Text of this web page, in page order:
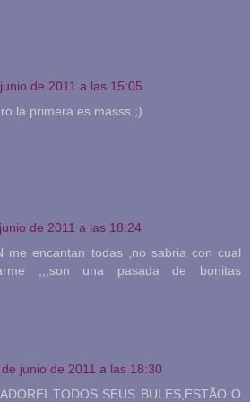
de 2011 a las 15:05
la primera es masss ;)
de 2011 a las 18:24
me encantan todas ,no sabria con cual
,,,son una pasada de bonitas
junio de 2011 a las 18:30
TODOS SEUS BULES,ESTÃO O